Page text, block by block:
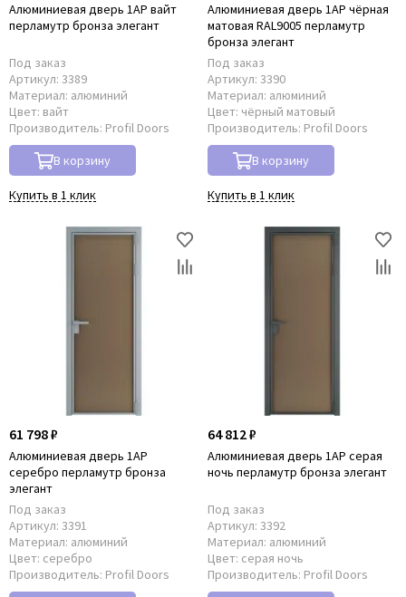
Алюминиевая дверь 1AP вайт
перламутр бронза элегант
Под заказ
Артикул: 3389
Материал: алюминий
Цвет: вайт
Производитель: Profil Doors
В корзину
Купить в 1 клик
Алюминиевая дверь 1AP чёрная
матовая RAL9005 перламутр
бронза элегант
Под заказ
Артикул: 3390
Материал: алюминий
Цвет: чёрный матовый
Производитель: Profil Doors
В корзину
Купить в 1 клик
61 798 ₽
Алюминиевая дверь 1AP
серебро перламутр бронза
элегант
Под заказ
Артикул: 3391
Материал: алюминий
Цвет: серебро
Производитель: Profil Doors
64 812 ₽
Алюминиевая дверь 1AP серая
ночь перламутр бронза элегант
Под заказ
Артикул: 3392
Материал: алюминий
Цвет: серая ночь
Производитель: Profil Doors